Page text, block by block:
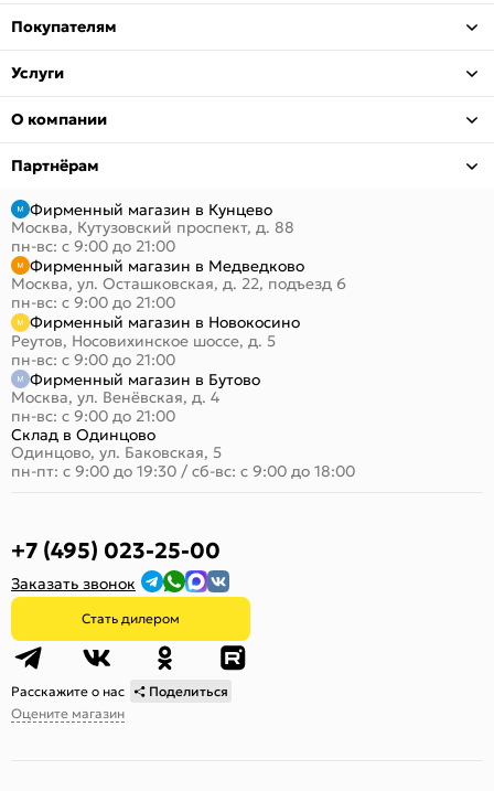
Покупателям
Услуги
О компании
Партнёрам
Фирменный магазин в Кунцево
Москва, Кутузовский проспект, д. 88
пн-вс: с 9:00 до 21:00
Фирменный магазин в Медведково
Москва, ул. Осташковская, д. 22, подъезд 6
пн-вс: с 9:00 до 21:00
Фирменный магазин в Новокосино
Реутов, Носовихинское шоссе, д. 5
пн-вс: с 9:00 до 21:00
Фирменный магазин в Бутово
Москва, ул. Венёвская, д. 4
пн-вс: с 9:00 до 21:00
Склад в Одинцово
Одинцово, ул. Баковская, 5
пн-пт: с 9:00 до 19:30 / сб-вс: с 9:00 до 18:00
+7 (495) 023-25-00
Заказать звонок
Стать дилером
Расскажите о нас
Поделиться
Оцените магазин